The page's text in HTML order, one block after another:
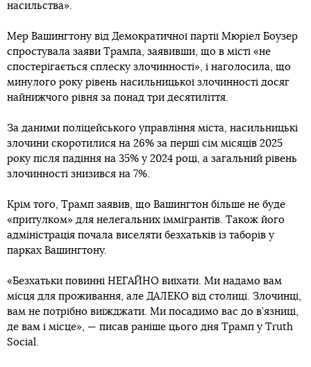
насильства».
Мер Вашингтону від Демократичної партії Мюріел Боузер
спростувала заяви Трампа, заявивши, що в місті «не
спостерігається сплеску злочинності», і наголосила, що
минулого року рівень насильницької злочинності досяг
найнижчого рівня за понад три десятиліття.
За даними поліцейського управління міста, насильницькі
злочини скоротилися на 26% за перші сім місяців 2025
року після падіння на 35% у 2024 році, а загальний рівень
злочинності знизився на 7%.
Крім того, Трамп заявив, що Вашингтон більше не буде
«притулком» для нелегальних іммігрантів. Також його
адміністрація почала виселяти безхатьків із таборів у
парках Вашингтону.
«Безхатьки повинні НЕГАЙНО виїхати. Ми надамо вам
місця для проживання, але ДАЛЕКО від столиці. Злочинці,
вам не потрібно виїжджати. Ми посадимо вас до в’язниці,
де вам і місце», — писав раніше цього дня Трамп у Truth
Social.